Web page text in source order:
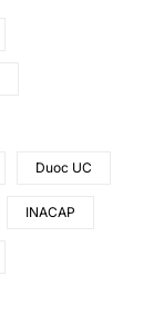
Duoc UC
INACAP